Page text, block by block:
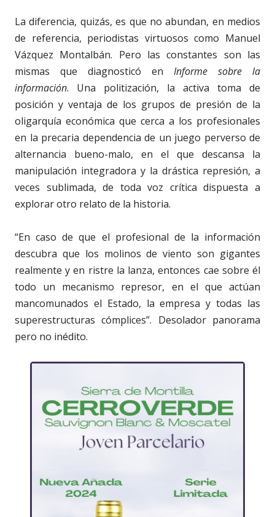
La diferencia, quizás, es que no abundan, en medios
de referencia, periodistas virtuosos como Manuel
Vázquez Montalbán. Pero las constantes son las
mismas que diagnosticó en Informe sobre la
información. Una politización, la activa toma de
posición y ventaja de los grupos de presión de la
oligarquía económica que cerca a los profesionales
en la precaria dependencia de un juego perverso de
alternancia bueno-malo, en el que descansa la
manipulación integradora y la drástica represión, a
veces sublimada, de toda voz crítica dispuesta a
explorar otro relato de la historia.
“En caso de que el profesional de la información
descubra que los molinos de viento son gigantes
realmente y en ristre la lanza, entonces cae sobre él
todo un mecanismo represor, en el que actúan
mancomunados el Estado, la empresa y todas las
superestructuras cómplices”. Desolador panorama
pero no inédito.